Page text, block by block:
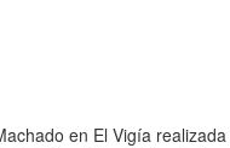
en El Vigía